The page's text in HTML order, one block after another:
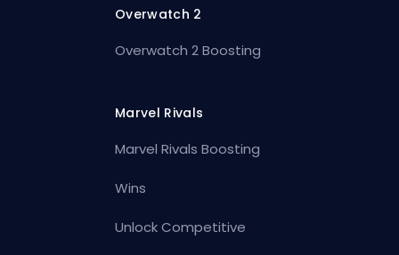
Overwatch 2
Overwatch 2 Boosting
Marvel Rivals
Marvel Rivals Boosting
Wins
Unlock Competitive